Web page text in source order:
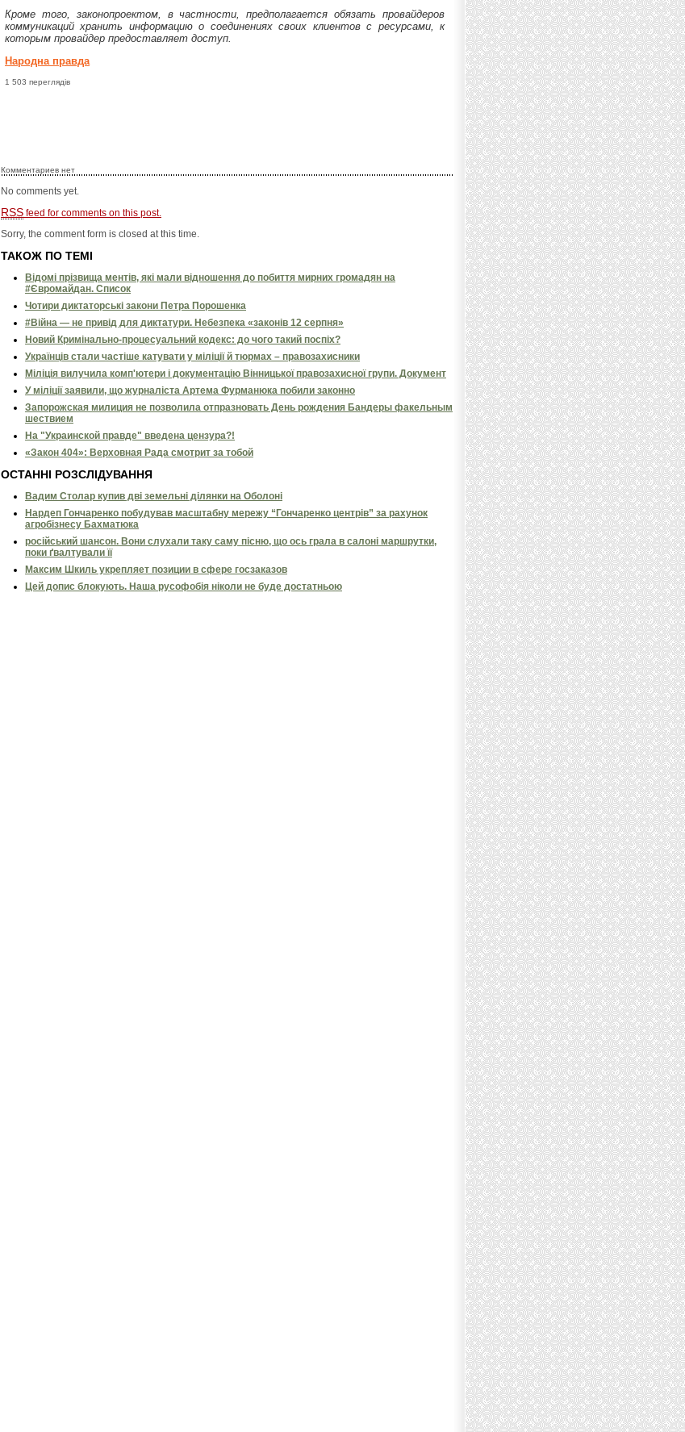
Кроме того, законопроектом, в частности, предполагается обязать провайдеров
коммуникаций хранить информацию о соединениях своих клиентов с ресурсами, к
которым провайдер предоставляет доступ.
Народна правда
1 503 переглядів
Комментариев нет
No comments yet.
RSS feed for comments on this post.
Sorry, the comment form is closed at this time.
ТАКОЖ ПО ТЕМІ
Відомі прізвища ментів, які мали відношення до побиття мирних громадян на
#Євромайдан. Список
Чотири диктаторські закони Петра Порошенка
#Війна — не привід для диктатури. Небезпека «законів 12 серпня»
Новий Кримінально-процесуальний кодекс: до чого такий поспіх?
Українців стали частіше катувати у міліції й тюрмах – правозахисники
Міліція вилучила комп'ютери і документацію Вінницької правозахисної групи. Документ
У міліції заявили, що журналіста Артема Фурманюка побили законно
Запорожская милиция не позволила отпразновать День рождения Бандеры факельным
шествием
На "Украинской правде" введена цензура?!
«Закон 404»: Верховная Рада смотрит за тобой
ОСТАННІ РОЗСЛІДУВАННЯ
Вадим Столар купив дві земельні ділянки на Оболоні
Нардеп Гончаренко побудував масштабну мережу “Гончаренко центрів” за рахунок
агробізнесу Бахматюка
російський шансон. Вони слухали таку саму пісню, що ось грала в салоні маршрутки,
поки ґвалтували її
Максим Шкиль укрепляет позиции в сфере госзаказов
Цей допис блокують. Наша русофобія ніколи не буде достатньою